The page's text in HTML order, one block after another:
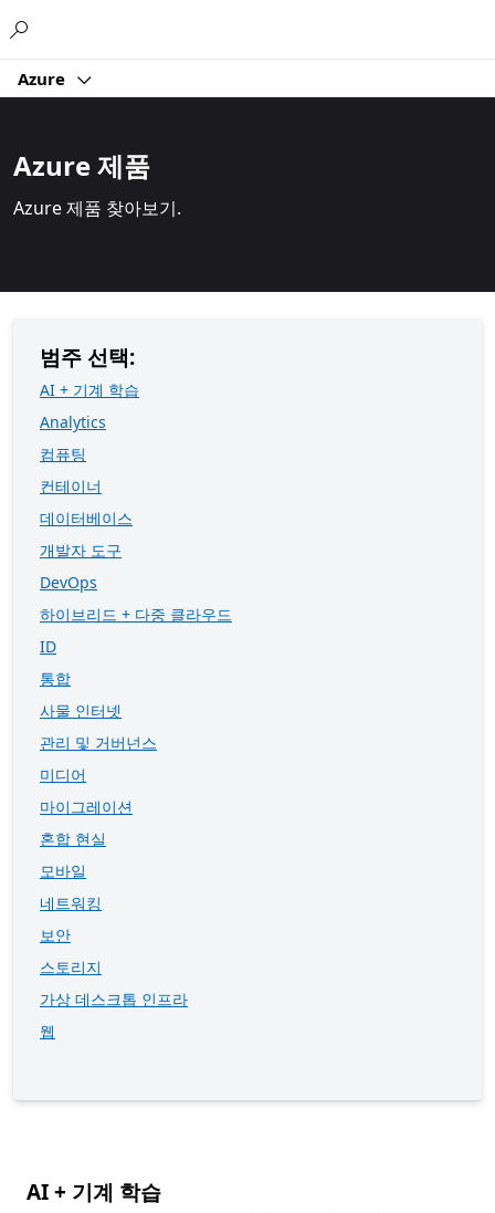
Azure
Azure 제품
Azure 제품 찾아보기.
범주 선택:
AI + 기계 학습
Analytics
컴퓨팅
컨테이너
데이터베이스
개발자 도구
DevOps
하이브리드 + 다중 클라우드
ID
통합
사물 인터넷
관리 및 거버넌스
미디어
마이그레이션
혼합 현실
모바일
네트워킹
보안
스토리지
가상 데스크톱 인프라
웹
AI + 기계 학습